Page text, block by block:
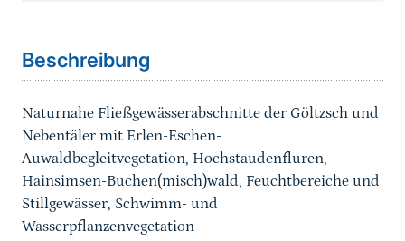
Beschreibung
Naturnahe Fließgewässerabschnitte der Göltzsch und
Nebentäler mit Erlen-Eschen-
Auwaldbegleitvegetation, Hochstaudenfluren,
Hainsimsen-Buchen(misch)wald, Feuchtbereiche und
Stillgewässer, Schwimm- und
Wasserpflanzenvegetation